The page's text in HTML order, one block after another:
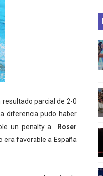
parcial de 2-0
diferencia pudo haber
un penalty a
Roser
era favorable a España